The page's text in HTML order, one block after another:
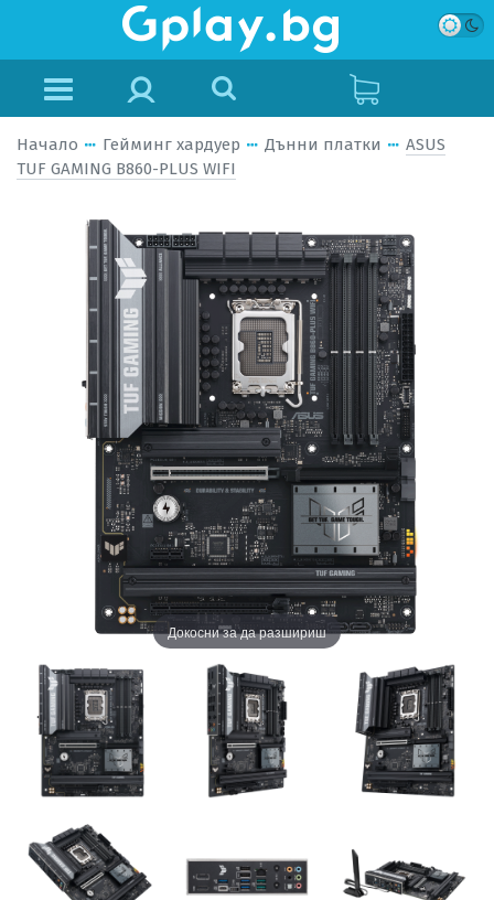
Начало Гейминг хардуер Дънни платки
ASUS
TUF GAMING B860-PLUS WIFI
Докосни за да разшириш